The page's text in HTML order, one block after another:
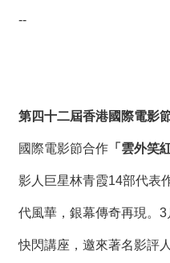
--
第四十二屆香港國際電影
國際電影節合作 「雲外笑
影人巨星林青霞14部代表
代風華，銀幕傳奇再現。
快閃講座，邀來著名影評